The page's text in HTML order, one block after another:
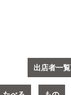
出店者一覧